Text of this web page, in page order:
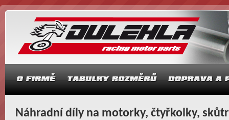
Náhradní díly na motorky, čtyřkolky,